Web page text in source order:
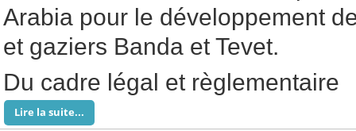
Arabia pour le développement
et gaziers Banda et Tevet.
Du cadre légal et règlementaire
Lire la suite...